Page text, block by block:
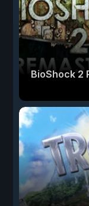
BioShock 2